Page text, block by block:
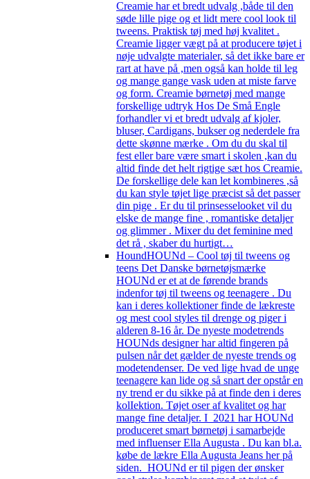
Creamie har et bredt udvalg ,både til den
søde lille pige og et lidt mere cool look til
tweens. Praktisk tøj med høj kvalitet .
Creamie ligger vægt på at producere tøjet i
nøje udvalgte materialer, så det ikke bare er
rart at have på ,men også kan holde til leg
og mange gange vask uden at miste farve
og form. Creamie børnetøj med mange
forskellige udtryk Hos De Små Engle
forhandler vi et bredt udvalg af kjoler,
bluser, Cardigans, bukser og nederdele fra
dette skønne mærke . Om du du skal til
fest eller bare være smart i skolen ,kan du
altid finde det helt rigtige sæt hos Creamie.
De forskellige dele kan let kombineres ,så
du kan style tøjet lige præcist så det passer
din pige . Er du til prinsesselooket vil du
elske de mange fine , romantiske detaljer
og glimmer . Mixer du det feminine med
det rå , skaber du hurtigt…
HoundHOUNd – Cool tøj til tweens og
teens Det Danske børnetøjsmærke
HOUNd er et at de førende brands
indenfor tøj til tweens og teenagere . Du
kan i deres kollektioner finde de lækreste
og mest cool styles til drenge og piger i
alderen 8-16 år. De nyeste modetrends
HOUNds designer har altid fingeren på
pulsen når det gælder de nyeste trends og
modetendenser. De ved lige hvad de unge
teenagere kan lide og så snart der opstår en
ny trend er du sikke på at finde den i deres
kolIektion. Tøjet oser af kvalitet og har
mange fine detaljer. I 2021 har HOUNd
produceret smart børnetøj i samarbejde
med influenser Ella Augusta . Du kan bl.a.
købe de lækre Ella Augusta Jeans her på
siden. HOUNd er til pigen der ønsker